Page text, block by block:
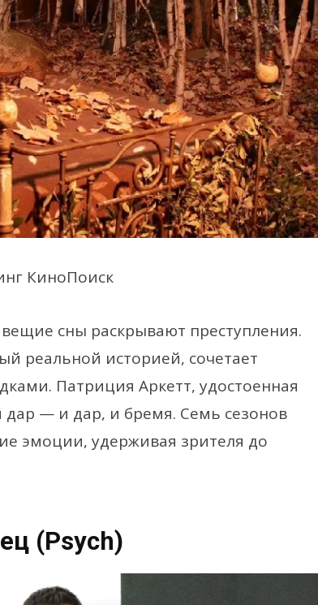
КиноПоиск
сны раскрывают преступления.
реальной историей, сочетает
Патриция Аркетт, удостоенная
— и дар, и бремя. Семь сезонов
эмоции, удерживая зрителя до
(Psych)